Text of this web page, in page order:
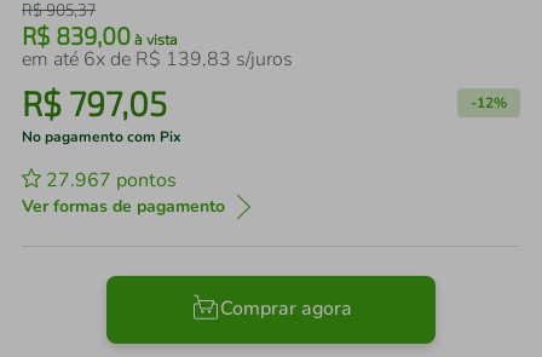
R$905,37
R$ 839,00 à vista
em até 6x de R$ 139,83 s/juros
R$ 797,05 -12%
No pagamento com Pix
27.967 pontos
Ver formas de pagamento
Comprar agora